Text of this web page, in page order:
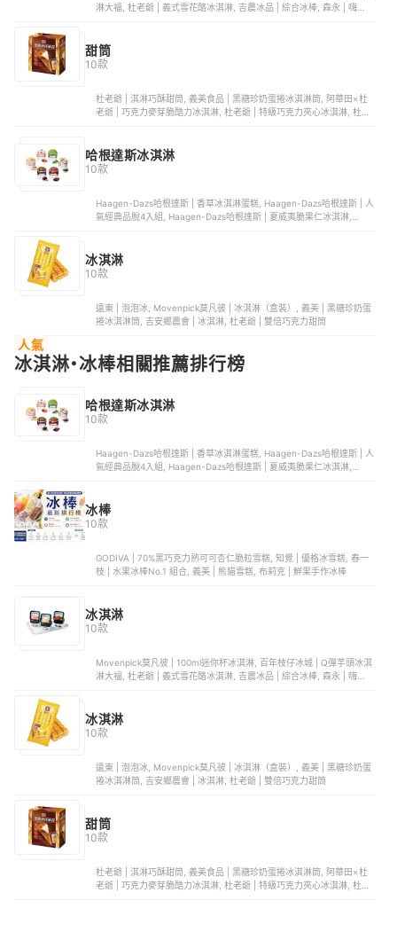
淋大福, 杜老爺 | 義式雪花酪冰淇淋, 吉農冰品 | 綜合冰棒, 森永 | 嗨啾冰
甜筒
10款
杜老爺 | 淇淋巧酥甜筒, 義美食品 | 黑糖珍奶蛋捲冰淇淋筒, 阿華田×杜
老爺 | 巧克力麥芽脆酷力冰淇淋, 杜老爺 | 特級巧克力夾心冰淇淋, 杜老
哈根達斯冰淇淋
10款
Haagen-Dazs哈根達斯 | 香草冰淇淋蛋糕, Haagen-Dazs哈根達斯 | 人
氣經典品脫4入組, Haagen-Dazs哈根達斯 | 夏威夷脆果仁冰淇淋,
冰淇淋
10款
遠東 | 泡泡冰, Movenpick莫凡彼 | 冰淇淋（盒裝）, 義美 | 黑糖珍奶蛋
捲冰淇淋筒, 吉安鄉農會 | 冰淇淋, 杜老爺 | 雙倍巧克力甜筒
人氣
冰淇淋・冰棒相關推薦排行榜
哈根達斯冰淇淋
10款
Haagen-Dazs哈根達斯 | 香草冰淇淋蛋糕, Haagen-Dazs哈根達斯 | 人
氣經典品脫4入組, Haagen-Dazs哈根達斯 | 夏威夷脆果仁冰淇淋,
冰棒
10款
GODIVA | 70%黑巧克力熟可可杏仁脆粒雪糕, 知覺 | 優格冰雪糕, 春一
枝 | 水果冰棒No.1 組合, 義美 | 熊貓雪糕, 布莉克 | 鮮果手作冰棒
冰淇淋
10款
Movenpick莫凡彼 | 100ml迷你杯冰淇淋, 百年枝仔冰城 | Q彈芋頭冰淇
淋大福, 杜老爺 | 義式雪花酪冰淇淋, 吉農冰品 | 綜合冰棒, 森永 | 嗨啾冰
冰淇淋
10款
遠東 | 泡泡冰, Movenpick莫凡彼 | 冰淇淋（盒裝）, 義美 | 黑糖珍奶蛋
捲冰淇淋筒, 吉安鄉農會 | 冰淇淋, 杜老爺 | 雙倍巧克力甜筒
甜筒
10款
杜老爺 | 淇淋巧酥甜筒, 義美食品 | 黑糖珍奶蛋捲冰淇淋筒, 阿華田×杜
老爺 | 巧克力麥芽脆酷力冰淇淋, 杜老爺 | 特級巧克力夾心冰淇淋, 杜老